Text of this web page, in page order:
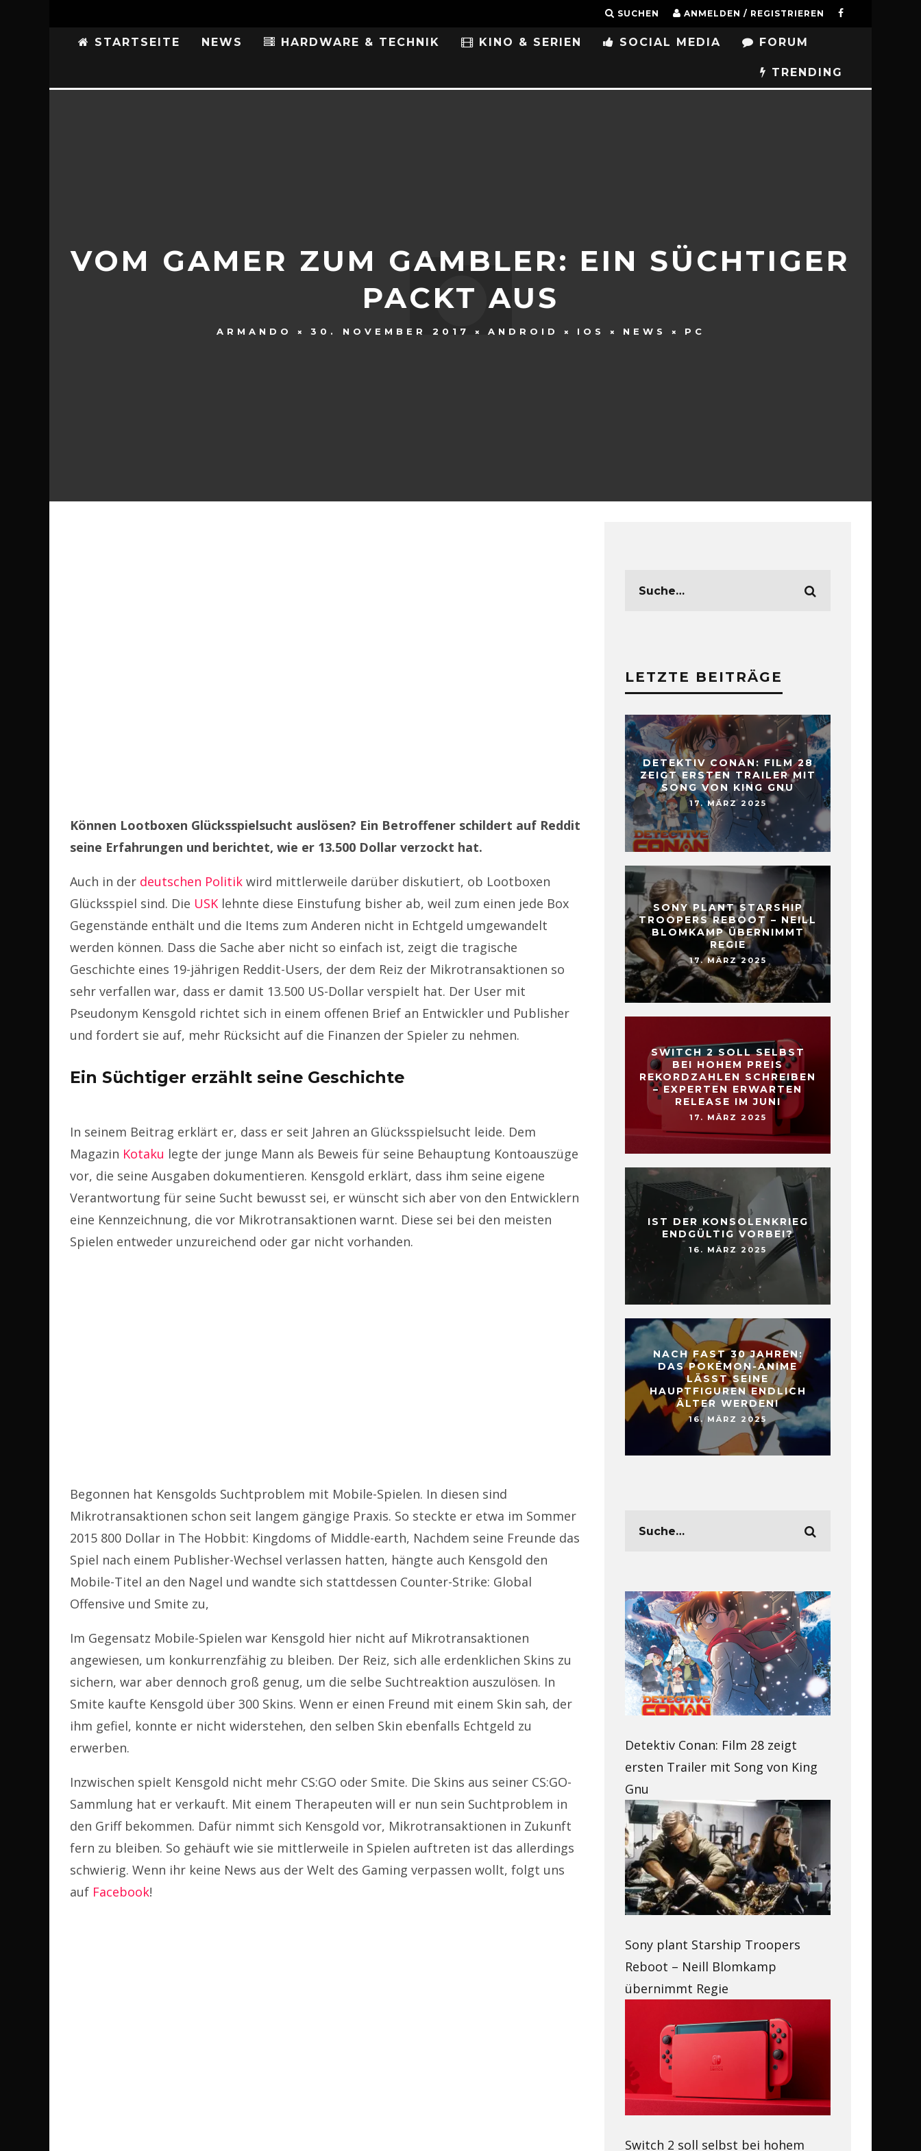
SUCHEN ANMELDEN / REGISTRIEREN
STARTSEITE NEWS HARDWARE & TECHNIK KINO & SERIEN SOCIAL MEDIA FORUM
TRENDING
VOM GAMER ZUM GAMBLER: EIN SÜCHTIGER
PACKT AUS
ARMANDO 30. NOVEMBER 2017 ANDROID IOS NEWS PC
Können Lootboxen Glücksspielsucht auslösen? Ein Betroffener schildert auf Reddit
seine Erfahrungen und berichtet, wie er 13.500 Dollar verzockt hat.
Auch in der deutschen Politik wird mittlerweile darüber diskutiert, ob Lootboxen
Glücksspiel sind. Die USK lehnte diese Einstufung bisher ab, weil zum einen jede Box
Gegenstände enthält und die Items zum Anderen nicht in Echtgeld umgewandelt
werden können. Dass die Sache aber nicht so einfach ist, zeigt die tragische
Geschichte eines 19-jährigen Reddit-Users, der dem Reiz der Mikrotransaktionen so
sehr verfallen war, dass er damit 13.500 US-Dollar verspielt hat. Der User mit
Pseudonym Kensgold richtet sich in einem offenen Brief an Entwickler und Publisher
und fordert sie auf, mehr Rücksicht auf die Finanzen der Spieler zu nehmen.
Ein Süchtiger erzählt seine Geschichte
In seinem Beitrag erklärt er, dass er seit Jahren an Glücksspielsucht leide. Dem
Magazin Kotaku legte der junge Mann als Beweis für seine Behauptung Kontoauszüge
vor, die seine Ausgaben dokumentieren. Kensgold erklärt, dass ihm seine eigene
Verantwortung für seine Sucht bewusst sei, er wünscht sich aber von den Entwicklern
eine Kennzeichnung, die vor Mikrotransaktionen warnt. Diese sei bei den meisten
Spielen entweder unzureichend oder gar nicht vorhanden.
Begonnen hat Kensgolds Suchtproblem mit Mobile-Spielen. In diesen sind
Mikrotransaktionen schon seit langem gängige Praxis. So steckte er etwa im Sommer
2015 800 Dollar in The Hobbit: Kingdoms of Middle-earth, Nachdem seine Freunde das
Spiel nach einem Publisher-Wechsel verlassen hatten, hängte auch Kensgold den
Mobile-Titel an den Nagel und wandte sich stattdessen Counter-Strike: Global
Offensive und Smite zu,
Im Gegensatz Mobile-Spielen war Kensgold hier nicht auf Mikrotransaktionen
angewiesen, um konkurrenzfähig zu bleiben. Der Reiz, sich alle erdenklichen Skins zu
sichern, war aber dennoch groß genug, um die selbe Suchtreaktion auszulösen. In
Smite kaufte Kensgold über 300 Skins. Wenn er einen Freund mit einem Skin sah, der
ihm gefiel, konnte er nicht widerstehen, den selben Skin ebenfalls Echtgeld zu
erwerben.
Inzwischen spielt Kensgold nicht mehr CS:GO oder Smite. Die Skins aus seiner CS:GO-
Sammlung hat er verkauft. Mit einem Therapeuten will er nun sein Suchtproblem in
den Griff bekommen. Dafür nimmt sich Kensgold vor, Mikrotransaktionen in Zukunft
fern zu bleiben. So gehäuft wie sie mittlerweile in Spielen auftreten ist das allerdings
schwierig. Wenn ihr keine News aus der Welt des Gaming verpassen wollt, folgt uns
auf Facebook!
LETZTE BEITRÄGE
DETEKTIV CONAN: FILM 28
ZEIGT ERSTEN TRAILER MIT
SONG VON KING GNU
17. MÄRZ 2025
SONY PLANT STARSHIP
TROOPERS REBOOT – NEILL
BLOMKAMP ÜBERNIMMT
REGIE
17. MÄRZ 2025
SWITCH 2 SOLL SELBST
BEI HOHEM PREIS
REKORDZAHLEN SCHREIBEN
– EXPERTEN ERWARTEN
RELEASE IM JUNI
17. MÄRZ 2025
IST DER KONSOLENKRIEG
ENDGÜLTIG VORBEI?
16. MÄRZ 2025
NACH FAST 30 JAHREN:
DAS POKÉMON-ANIME
LÄSST SEINE
HAUPTFIGUREN ENDLICH
ÄLTER WERDEN!
16. MÄRZ 2025
Detektiv Conan: Film 28 zeigt
ersten Trailer mit Song von King
Gnu
Sony plant Starship Troopers
Reboot – Neill Blomkamp
übernimmt Regie
Switch 2 soll selbst bei hohem